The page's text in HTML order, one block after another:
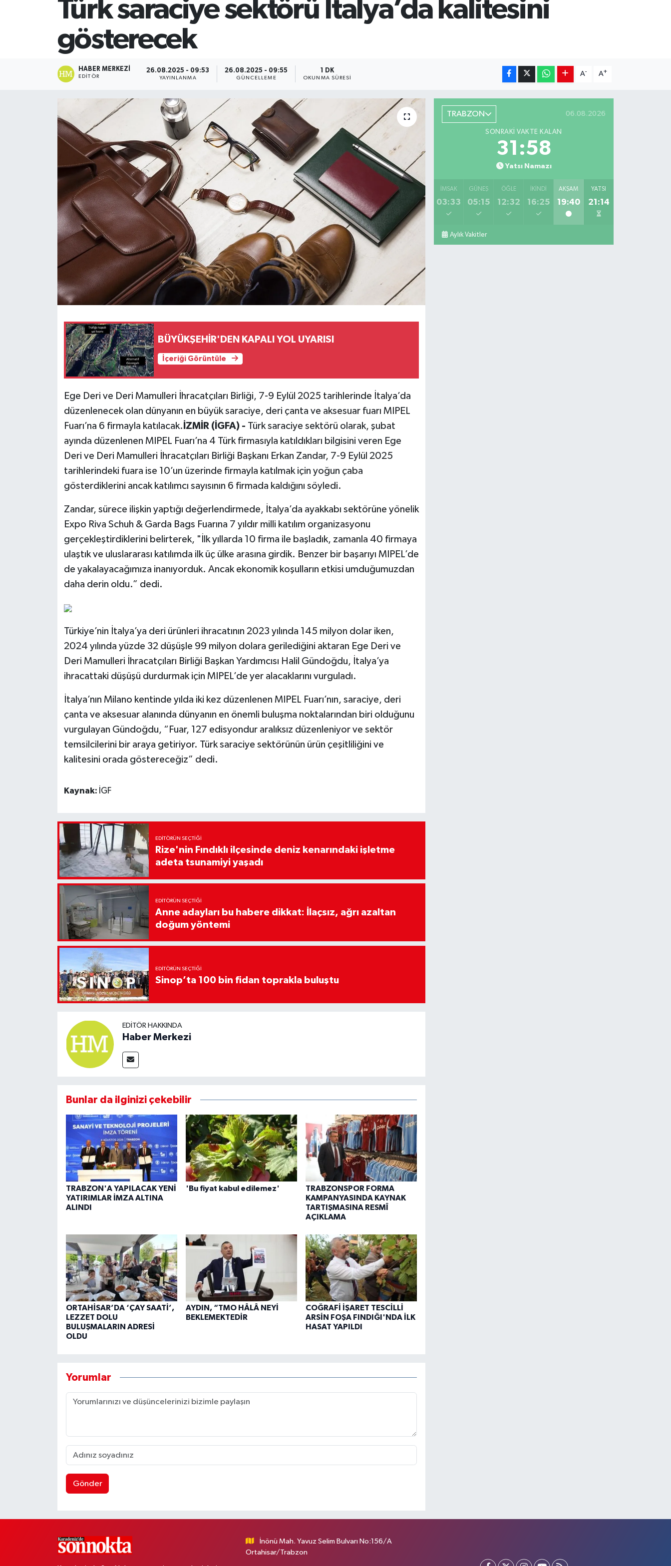
Türk saraciye sektörü İtalya’da kalitesini
gösterecek
HABER MERKEZI
EDITÖR
26.08.2025 - 09:53
YAYINLANMA
26.08.2025 - 09:55
GÜNCELLEME
1 DK
OKUNMA SÜRESI
A- A+
BÜYÜKŞEHİR'DEN KAPALI YOL UYARISI
İçeriği Görüntüle
Ege Deri ve Deri Mamulleri İhracatçıları Birliği, 7-9 Eylül 2025 tarihlerinde İtalya’da
düzenlenecek olan dünyanın en büyük saraciye, deri çanta ve aksesuar fuarı MIPEL
Fuarı’na 6 firmayla katılacak. İZMİR (İGFA) - Türk saraciye sektörü olarak, şubat
ayında düzenlenen MIPEL Fuarı’na 4 Türk firmasıyla katıldıkları bilgisini veren Ege
Deri ve Deri Mamulleri İhracatçıları Birliği Başkanı Erkan Zandar, 7-9 Eylül 2025
tarihlerindeki fuara ise 10’un üzerinde firmayla katılmak için yoğun çaba
gösterdiklerini ancak katılımcı sayısının 6 firmada kaldığını söyledi.
Zandar, sürece ilişkin yaptığı değerlendirmede, İtalya’da ayakkabı sektörüne yönelik
Expo Riva Schuh & Garda Bags Fuarına 7 yıldır milli katılım organizasyonu
gerçekleştirdiklerini belirterek, "İlk yıllarda 10 firma ile başladık, zamanla 40 firmaya
ulaştık ve uluslararası katılımda ilk üç ülke arasına girdik. Benzer bir başarıyı MIPEL’de
de yakalayacağımıza inanıyorduk. Ancak ekonomik koşulların etkisi umduğumuzdan
daha derin oldu.” dedi.
Türkiye’nin İtalya’ya deri ürünleri ihracatının 2023 yılında 145 milyon dolar iken,
2024 yılında yüzde 32 düşüşle 99 milyon dolara gerilediğini aktaran Ege Deri ve
Deri Mamulleri İhracatçıları Birliği Başkan Yardımcısı Halil Gündoğdu, İtalya’ya
ihracattaki düşüşü durdurmak için MIPEL’de yer alacaklarını vurguladı.
İtalya’nın Milano kentinde yılda iki kez düzenlenen MIPEL Fuarı’nın, saraciye, deri
çanta ve aksesuar alanında dünyanın en önemli buluşma noktalarından biri olduğunu
vurgulayan Gündoğdu, “Fuar, 127 edisyondur aralıksız düzenleniyor ve sektör
temsilcilerini bir araya getiriyor. Türk saraciye sektörünün ürün çeşitliliğini ve
kalitesini orada göstereceğiz” dedi.
Kaynak: İGF
EDITÖRÜN SEÇTIĞI
Rize'nin Fındıklı ilçesinde deniz kenarındaki işletme
adeta tsunamiyi yaşadı
EDITÖRÜN SEÇTIĞI
Anne adayları bu habere dikkat: İlaçsız, ağrı azaltan
doğum yöntemi
EDITÖRÜN SEÇTIĞI
Sinop’ta 100 bin fidan toprakla buluştu
EDITÖR HAKKINDA
Haber Merkezi
Bunlar da ilginizi çekebilir
TRABZON'A YAPILACAK YENİ
YATIRIMLAR İMZA ALTINA
ALINDI
'Bu fiyat kabul edilemez'
TRABZONSPOR FORMA
KAMPANYASINDA KAYNAK
TARTIŞMASINA RESMÎ
AÇIKLAMA
ORTAHİSAR’DA ‘ÇAY SAATİ’,
LEZZET DOLU
BULUŞMALARIN ADRESİ
OLDU
AYDIN, “TMO HÂLÂ NEYİ
BEKLEMEKTEDİR
COĞRAFİ İŞARET TESCİLLİ
ARSİN FOŞA FINDIĞI'NDA İLK
HASAT YAPILDI
Yorumlar
Gönder
TRABZON 06.08.2026
SONRAKI VAKTE KALAN
31:57
Yatsı Namazı
İMSAK
03:33
GÜNEŞ
05:15
ÖĞLE
12:32
İKINDI
16:25
AKŞAM
19:40
YATSI
21:14
Aylık Vakitler
İnönü Mah. Yavuz Selim Bulvarı No:156/A
Ortahisar/Trabzon
Teknoloji
TRABZON